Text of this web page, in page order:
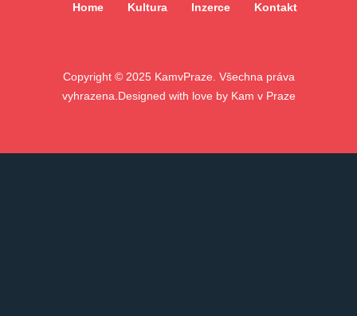
Home Kultura Inzerce Kontakt
Copyright © 2025 KamvPraze. Všechna práva
vyhrazena. Designed with love by Kam v Praze